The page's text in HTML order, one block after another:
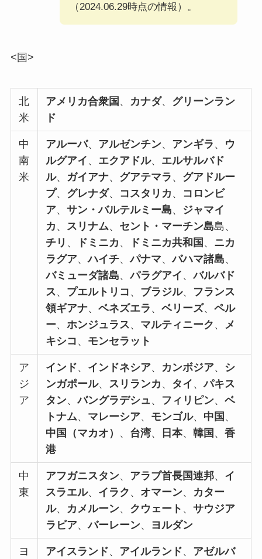
（2024.06.29時点の情報）。
<国>
北
米
アメリカ合衆国 、 カナダ、 グリーンラン
ド
中
南
米
アルーバ、 アルゼンチン、 アンギラ 、 ウ
ルグアイ 、 エクアドル、 エルサルバド
ル、 ガイアナ、 グアテマラ 、 グアドルー
プ、 グレナダ、 コスタリカ 、 コロンビ
ア、サン・バルテルミー島、 ジャマイ
カ 、 スリナム、 セント・マーチン島島、
チリ 、 ドミニカ 、 ドミニカ共和国 、 ニカ
ラグア、ハイチ、パナマ、バハマ諸島、
バミューダ諸島、パラグアイ 、バルバド
ス、 プエルトリコ 、 ブラジル、 フランス
領ギアナ、ベネズエラ 、ベリーズ、ペル
ー、ホンジュラス、 マルティニーク 、
メ
キシコ 、 モンセラット
ア
ジ
ア
インド、 インドネシア、 カンボジア、 シ
ンガポール、 スリランカ 、 タイ 、パキス
タン、バングラデシュ 、 フィリピン、ベ
トナム、 マレーシア、 モンゴル、 中国 、
中国（マカオ） 、 台湾、 日本、韓国 、香
港
中
東
アフガニスタン、 アラブ首長国連邦、 イ
スラエル、 イラク 、 オマーン、 カター
ル、 カメルーン、 クウェート 、サウジア
ラビア、バーレーン、 ヨルダン
ヨ
アイスランド、 アイルランド、 アゼルバ